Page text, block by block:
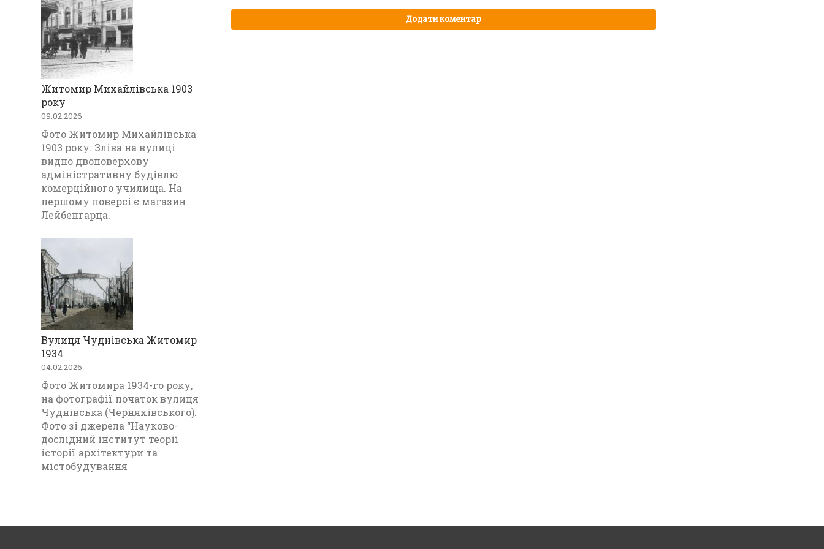
Житомир Михайлівська 1903
року
09.02.2026
Фото Житомир Михайлівська
1903 року. Зліва на вулиці
видно двоповерхову
адміністративну будівлю
комерційного училища. На
першому поверсі є магазин
Лейбенгарца.
Вулиця Чуднівська Житомир
1934
04.02.2026
Фото Житомира 1934-го року,
на фотографії початок вулиця
Чуднівська (Черняхівського).
Фото зі джерела “Науково-
дослідний інститут теорії
історії архітектури та
містобудування